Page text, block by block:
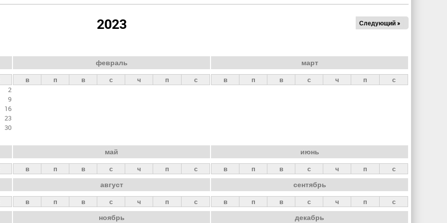
2023 Следующий »
2
9
16
23
30
февраль
в п в с ч п с
март
в п в с ч п с
май
в п в с ч п с
июнь
в п в с ч п с
август
в п в с ч п с
сентябрь
в п в с ч п с
ноябрь декабрь